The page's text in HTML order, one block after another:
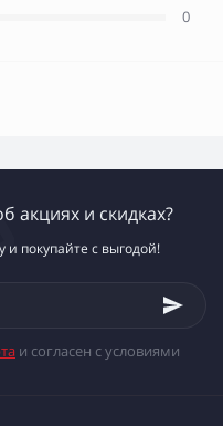
0
акциях и скидках?
покупайте с выгодой!
и согласен с условиями